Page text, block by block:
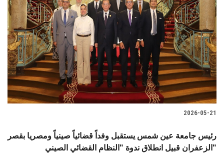
2026-05-21
رئيس جامعة عين شمس يستقبل وفداً قضائياً صينياً ومصريا بقصر
الزعفران قبيل انطلاق ندوة "النظام القضائي الصيني"